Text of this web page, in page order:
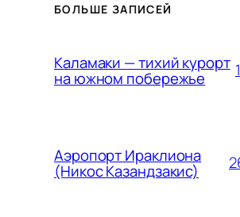
БОЛЬШЕ ЗАПИСЕЙ
Каламаки — тихий курорт
на южном побережье
Аэропорт Ираклиона
(Никос Казандзакис)